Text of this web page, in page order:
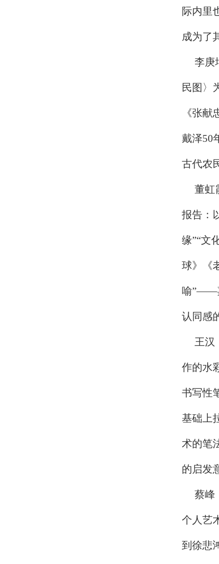
际内里
成为了
李庚
民图〉
《张
戴泽50
古代农
董虹
报告：
缘”“文
球》《
喻”——
认同感
王汉
作的水
书写性
基础上
术的笔
的启发
蔡峰
个人艺
到徐悲